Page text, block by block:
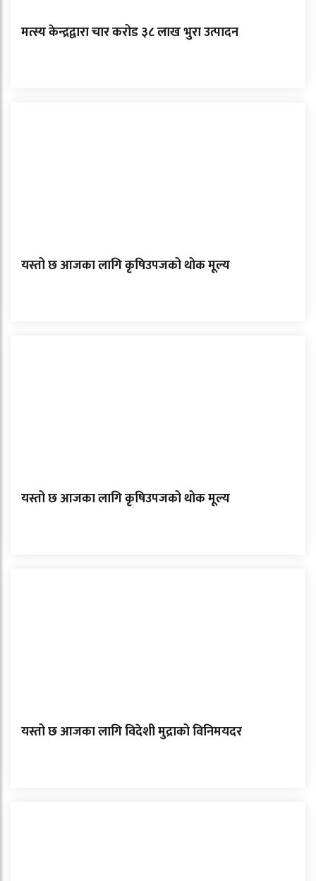
मत्स्य केन्द्रद्वारा चार करोड ३८ लाख भुरा उत्पादन
यस्तो छ आजका लागि कृषिउपजको थोक मूल्य
यस्तो छ आजका लागि कृषिउपजको थोक मूल्य
यस्तो छ आजका लागि विदेशी मुद्राको विनिमयदर